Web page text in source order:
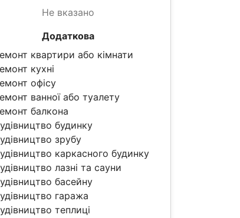
Не вказано
Додаткова
квартири або кімнати
кухні
офісу
ванної або туалету
балкона
будинку
зрубу
каркасного будинку
лазні та сауни
басейну
гаража
теплиці